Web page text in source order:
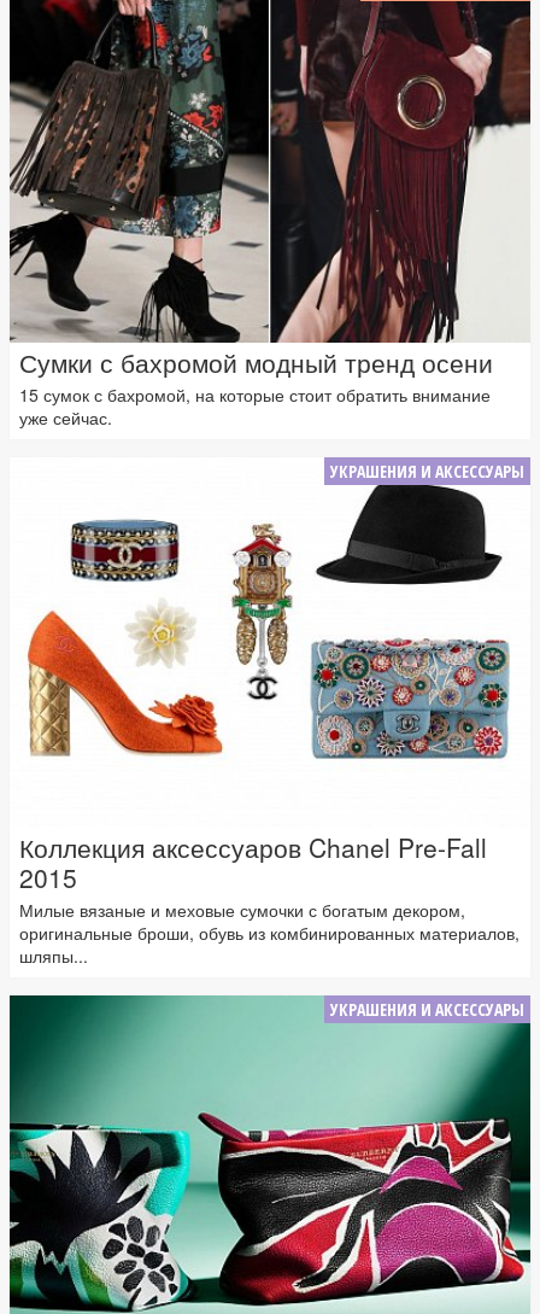
Сумки с бахромой модный тренд осени
15 сумок с бахромой, на которые стоит обратить внимание
уже сейчас.
УКРАШЕНИЯ И АКСЕССУАРЫ
Коллекция аксессуаров Chanel Pre-Fall
2015
Милые вязаные и меховые сумочки с богатым декором,
оригинальные броши, обувь из комбинированных материалов,
шляпы...
УКРАШЕНИЯ И АКСЕССУАРЫ